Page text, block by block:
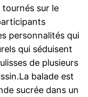
sur le
personnalités qui
qui séduisent
de plusieurs
balade est
sucrée dans un